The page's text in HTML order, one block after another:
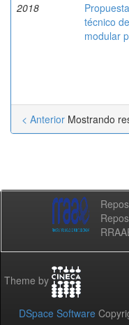
2018
técnico
modular
Mostrando
< Anterior
Theme by
DSpace Software